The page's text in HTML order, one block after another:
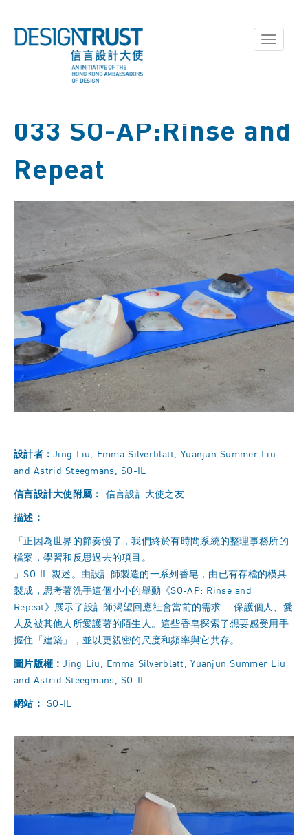
Toggle
033 SO-AP:Rinse and
Repeat
設計者：Jing Liu, Emma Silverblatt, Yuanjun Summer Liu
and Astrid Steegmans, SO-IL
信言設計大使附屬： 信言設計大使之友
描述：
「正因為世界的節奏慢了，我們終於有時間系統的整理事務所的
檔案，學習和反思過去的項目。
」SO-IL.親述。由設計師製造的一系列香皂，由已有存檔的模具
製成，思考著洗手這個小小的舉動《SO-AP: Rinse and
Repeat》展示了設計師渴望回應社會當前的需求— 保護個人、愛
人及被其他人所愛護著的陌生人。這些香皂探索了想要感受用手
握住「建築」，並以更親密的尺度和頻率與它共存。
圖片版權：Jing Liu, Emma Silverblatt, Yuanjun Summer Liu
and Astrid Steegmans, SO-IL
網站：SO-IL